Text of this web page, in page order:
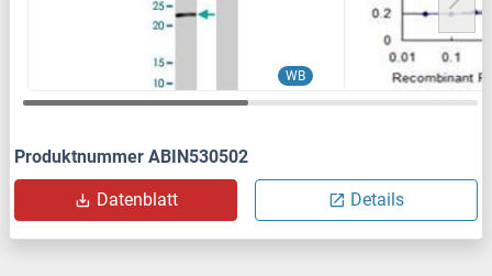
WB
Produktnummer ABIN530502
Datenblatt Details